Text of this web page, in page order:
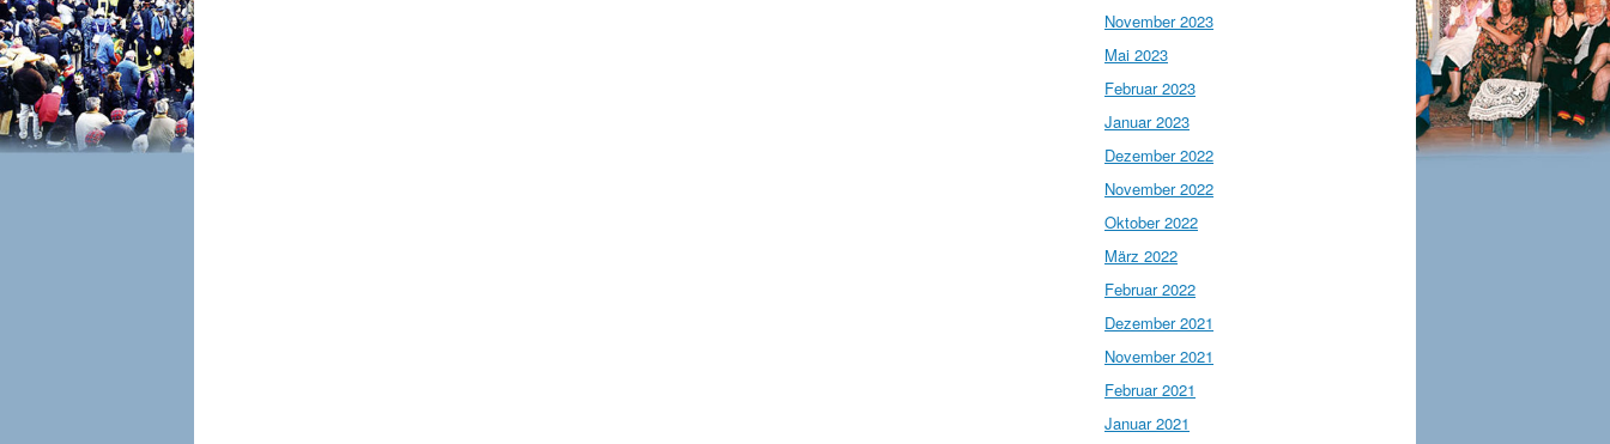
November 2023
Mai 2023
Februar 2023
Januar 2023
Dezember 2022
November 2022
Oktober 2022
März 2022
Februar 2022
Dezember 2021
November 2021
Februar 2021
Januar 2021